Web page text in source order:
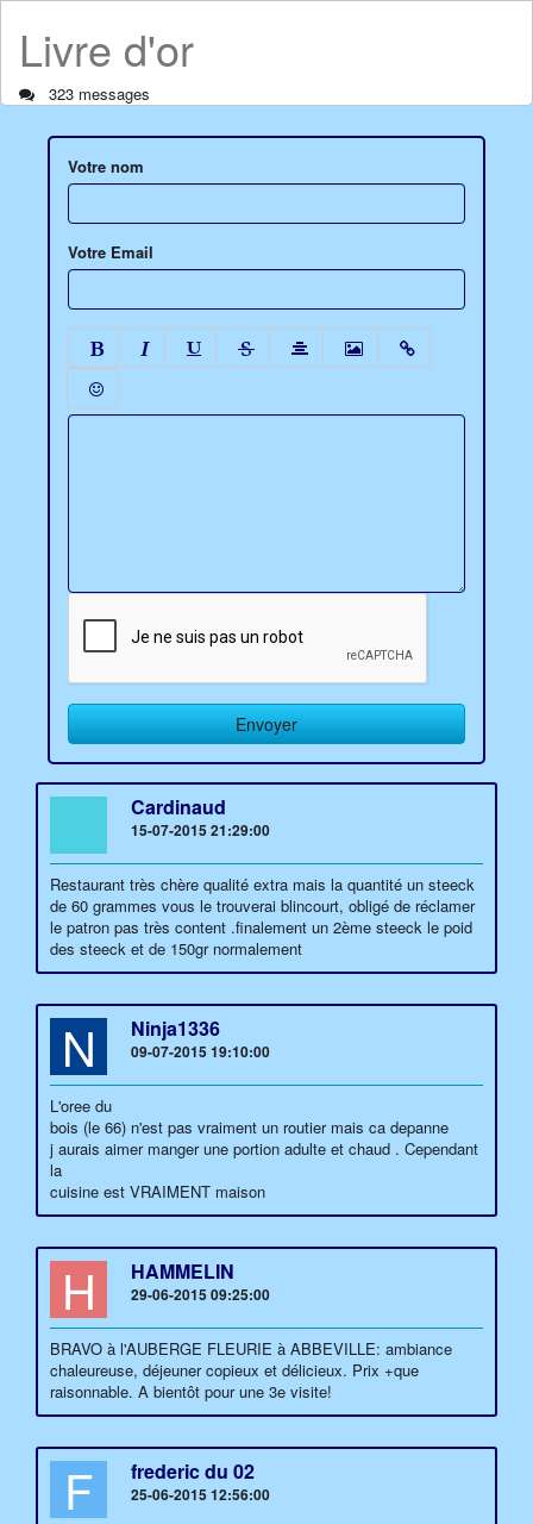
Livre d'or
323 messages
Votre nom
Votre Email
Cardinaud
15-07-2015 21:29:00
Restaurant très chère qualité extra mais la quantité un steeck
de 60 grammes vous le trouverai blincourt, obligé de réclamer
le patron pas très content .finalement un 2ème steeck le poid
des steeck et de 150gr normalement
N Ninja1336
09-07-2015 19:10:00
L'oree du
bois (le 66) n'est pas vraiment un routier mais ca depanne
j aurais aimer manger une portion adulte et chaud . Cependant
la
cuisine est VRAIMENT maison
H HAMMELIN
29-06-2015 09:25:00
BRAVO à l'AUBERGE FLEURIE à ABBEVILLE: ambiance
chaleureuse, déjeuner copieux et délicieux. Prix +que
raisonnable. A bientôt pour une 3e visite!
F frederic du 02
25-06-2015 12:56:00